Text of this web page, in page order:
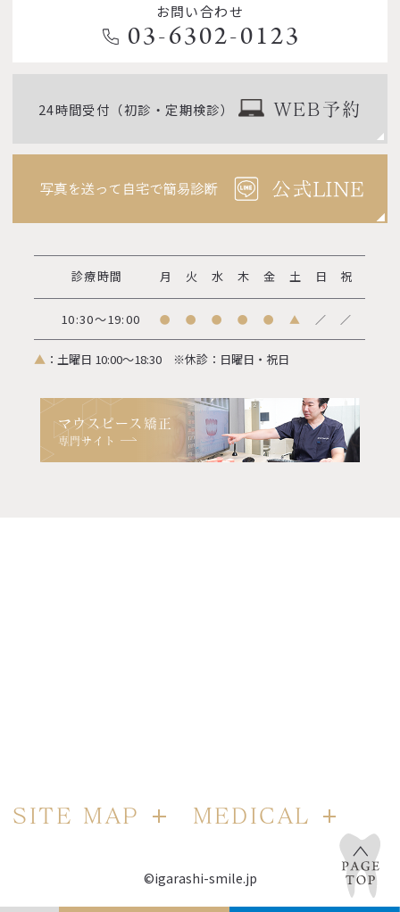
お問い合わせ
03-6302-0123
24時間受付（初診・定期検診） WEB予約
診療時間 月 火 水 木 金 土 日 祝
10:30～19:00 ● ● ● ● ● ▲ ／ ／
▲ ：土曜日 10:00～18:30 ※休診：日曜日・祝日
マウスピース矯正
専門サイト
SITE MAP MEDICAL
©igarashi-smile.jp